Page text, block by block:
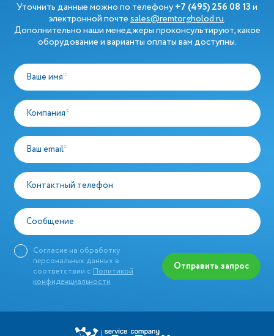
Уточнить данные можно по телефону+7 (495) 256 08 13и
электронной почтеsales@remtorgholod.ru.
Дополнительно наши менеджеры проконсультируют, какое
оборудование и варианты оплаты вам доступны.
Ваше имя*
Компания*
Ваш email*
Контактный телефон
Сообщение
Согласие на обработку
персональных данных в
соответствии с Политикой
конфиденциальности
Отправить запрос